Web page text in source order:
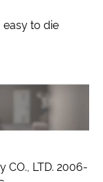
to die
CO., LTD. 2006-